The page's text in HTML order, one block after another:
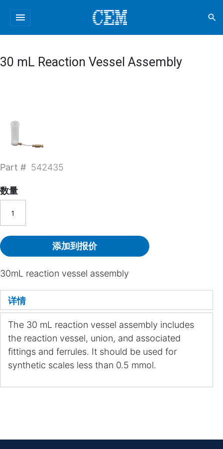
menu search
30 mL Reaction Vessel Assembly
Part # 542435
数量
添加到报价
30mL reaction vessel assembly
详情
The 30 mL reaction vessel assembly includes
the reaction vessel, union, and associated
fittings and ferrules. It should be used for
synthetic scales less than 0.5 mmol.